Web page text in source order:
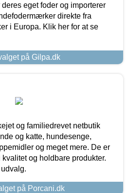
eget foder og importerer
direkte fra
i Europa. Klik her for at se
på Gilpa.dk
og familiedrevet netbutik
og katte, hundesenge,
og meget mere. De er
og holdbare produkter.
på Porcani.dk